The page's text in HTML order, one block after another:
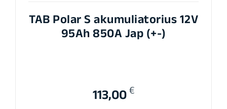
TAB Polar S akumuliatorius 12V
95Ah 850A Jap (+-)
113,00 €